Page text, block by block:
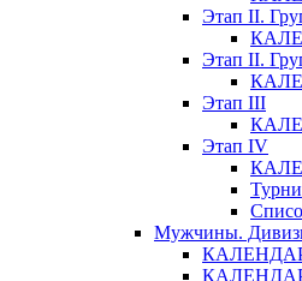
Этап II.
Этап II.
Этап III
Этап IV
Мужчины.